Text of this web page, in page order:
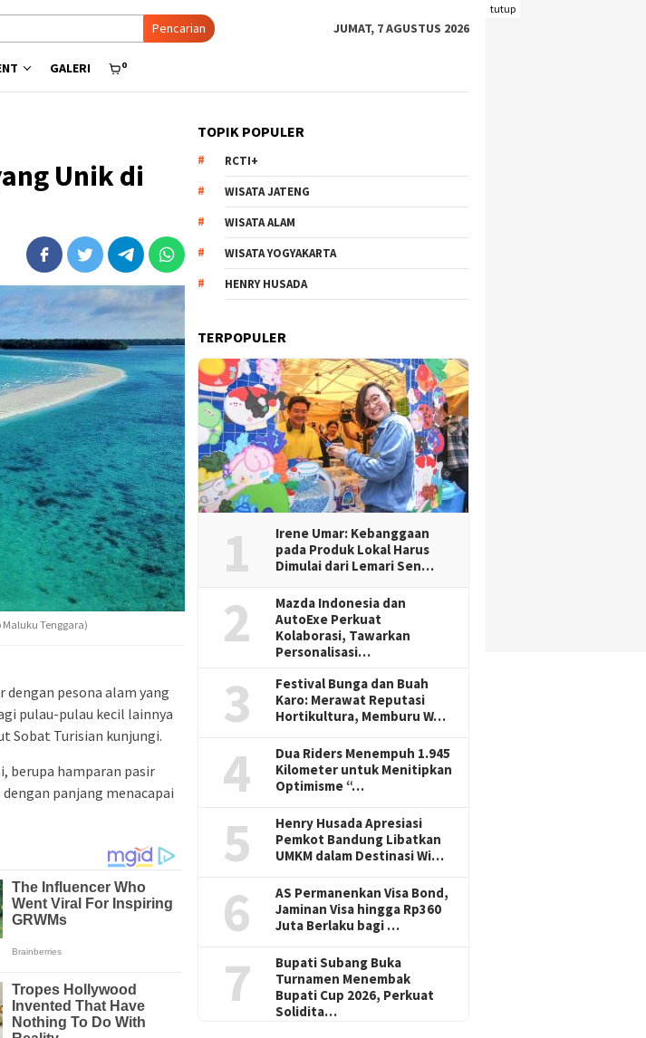
tutup
Pencarian JUMAT, 7 AGUSTUS 2026
GALERI 0
Unik di
Tenggara)
pesona alam yang
pulau-pulau kecil lainnya
Sobat Turisian kunjungi.
berupa hamparan pasir
panjang menacapai
TOPIK POPULER
RCTI+
WISATA JATENG
WISATA ALAM
WISATA YOGYAKARTA
HENRY HUSADA
TERPOPULER
1
Irene Umar: Kebanggaan
pada Produk Lokal Harus
Dimulai dari Lemari Sen…
2
Mazda Indonesia dan
AutoExe Perkuat
Kolaborasi, Tawarkan
Personalisasi…
3
Festival Bunga dan Buah
Karo: Merawat Reputasi
Hortikultura, Memburu W…
4
Dua Riders Menempuh 1.945
Kilometer untuk Menitipkan
Optimisme “…
5
Henry Husada Apresiasi
Pemkot Bandung Libatkan
UMKM dalam Destinasi Wi…
6
AS Permanenkan Visa Bond,
Jaminan Visa hingga Rp360
Juta Berlaku bagi …
7
Bupati Subang Buka
Turnamen Menembak
Bupati Cup 2026, Perkuat
Solidita…